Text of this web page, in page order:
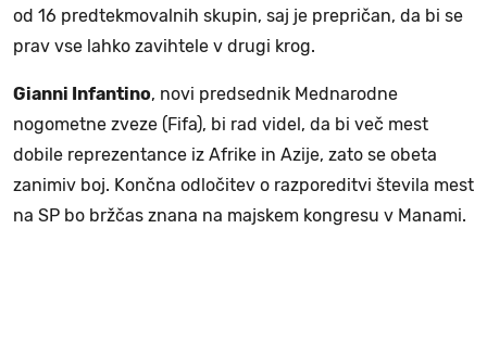
od 16 predtekmovalnih skupin, saj je prepričan, da bi se
prav vse lahko zavihtele v drugi krog.
Gianni Infantino, novi predsednik Mednarodne
nogometne zveze (Fifa), bi rad videl, da bi več mest
dobile reprezentance iz Afrike in Azije, zato se obeta
zanimiv boj. Končna odločitev o razporeditvi števila mest
na SP bo bržčas znana na majskem kongresu v Manami.